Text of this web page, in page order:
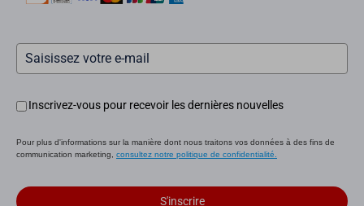
Inscrivez-vous pour recevoir les dernières nouvelles
Pour plus d'informations sur la manière dont nous traitons vos données à des fins de
communication marketing, consultez notre politique de confidentialité.
S'inscrire